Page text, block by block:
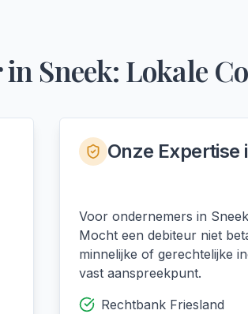
in Sneek: Lokale
Onze Expertise
Voor ondernemers in
Mocht een debiteur niet
minnelijke of gerechtelijke
vast aanspreekpunt.
Rechtbank Friesland